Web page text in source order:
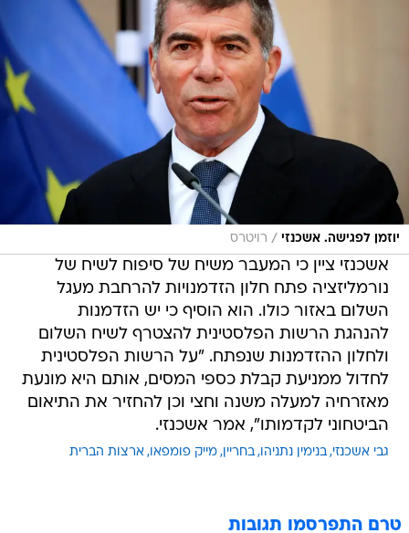
יוזמן לפגישה. אשכנזי / רויטרס
אשכנזי ציין כי המעבר משיח של סיפוח לשיח של
נורמליזציה פתח חלון הזדמנויות להרחבת מעגל
השלום באזור כולו. הוא הוסיף כי יש הזדמנות
להנהגת הרשות הפלסטינית להצטרף לשיח השלום
ולחלון ההזדמנות שנפתח. "על הרשות הפלסטינית
לחדול ממניעת קבלת כספי המסים, אותם היא מונעת
מאזרחיה למעלה משנה וחצי וכן להחזיר את התיאום
הביטחוני לקדמותו", אמר אשכנזי.
גבי אשכנזי בנימין נתניהו בחריין מייק פומפאו ארצות הברית
טרם התפרסמו תגובות